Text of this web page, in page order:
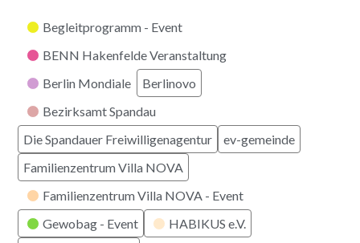
Kategorien
Begleitprogramm - Event
BENN Hakenfelde Veranstaltung
Berlin Mondiale
Berlinovo
Bezirksamt Spandau
Die Spandauer Freiwilligenagentur
ev-gemeinde
Familienzentrum Villa NOVA
Familienzentrum Villa NOVA - Event
Gewobag - Event
HABIKUS e.V.